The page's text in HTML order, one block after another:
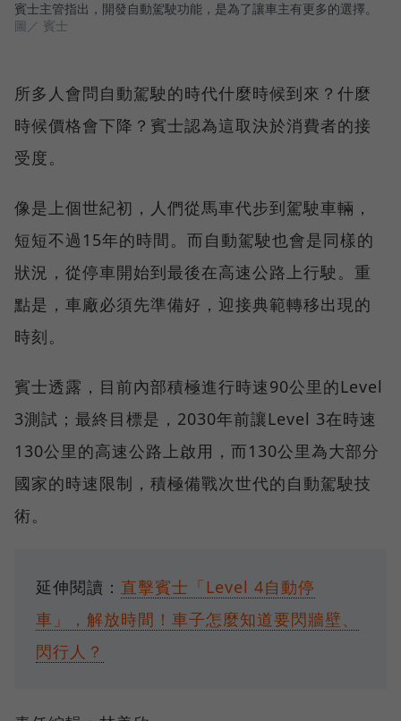
賓士主管指出，開發自動駕駛功能，是為了讓車主有更多的選擇。
圖／ 賓士
所多人會問自動駕駛的時代什麼時候到來？什麼
時候價格會下降？賓士認為這取決於消費者的接
受度。
像是上個世紀初，人們從馬車代步到駕駛車輛，
短短不過15年的時間。而自動駕駛也會是同樣的
狀況，從停車開始到最後在高速公路上行駛。重
點是，車廠必須先準備好，迎接典範轉移出現的
時刻。
賓士透露，目前內部積極進行時速90公里的Level
3測試；最終目標是，2030年前讓Level 3在時速
130公里的高速公路上啟用，而130公里為大部分
國家的時速限制，積極備戰次世代的自動駕駛技
術。
延伸閱讀： 直擊賓士「Level 4自動停
車」，解放時間！車子怎麼知道要閃牆壁、
閃行人？